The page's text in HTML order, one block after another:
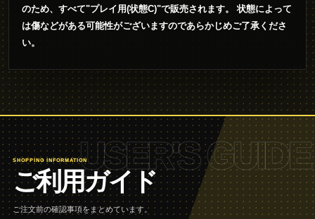
のため、すべて"プレイ用(状態C)"で販売されます。 状態によって
は傷などがある可能性がございますのであらかじめご了承くださ
い。
USER'S GUIDE
SHOPPING INFORMATION
ご利用ガイド
ご注文前の確認事項をまとめています。